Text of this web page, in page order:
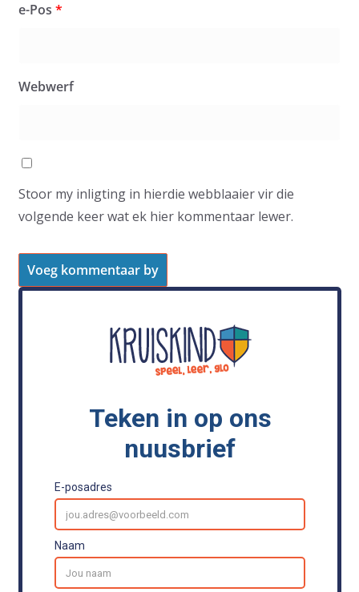
e-Pos *
Webwerf
Stoor my inligting in hierdie webblaaier vir die
volgende keer wat ek hier kommentaar lewer.